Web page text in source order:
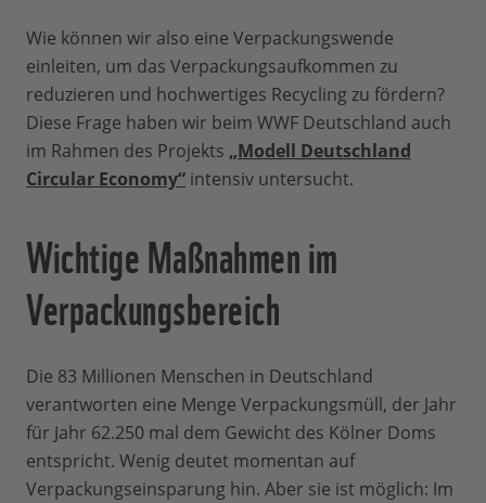
Wie können wir also eine Verpackungswende
einleiten, um das Verpackungsaufkommen zu
reduzieren und hochwertiges Recycling zu fördern?
Diese Frage haben wir beim WWF Deutschland auch
im Rahmen des Projekts „Modell Deutschland
Circular Economy“ intensiv untersucht.
Wichtige Maßnahmen im
Verpackungsbereich
Die 83 Millionen Menschen in Deutschland
verantworten eine Menge Verpackungsmüll, der Jahr
für Jahr 62.250 mal dem Gewicht des Kölner Doms
entspricht. Wenig deutet momentan auf
Verpackungseinsparung hin. Aber sie ist möglich: Im